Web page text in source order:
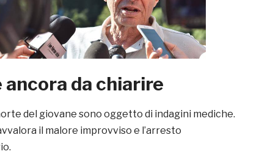
ancora da chiarire
del giovane sono oggetto di indagini mediche.
il malore improvviso e l’arresto